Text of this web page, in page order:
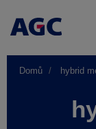
Domů hybrid